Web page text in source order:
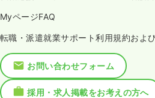
MyページFAQ
転職・派遣就業サポート利用規約およ
お問い合わせフォーム
採用・求人掲載をお考えの方へ